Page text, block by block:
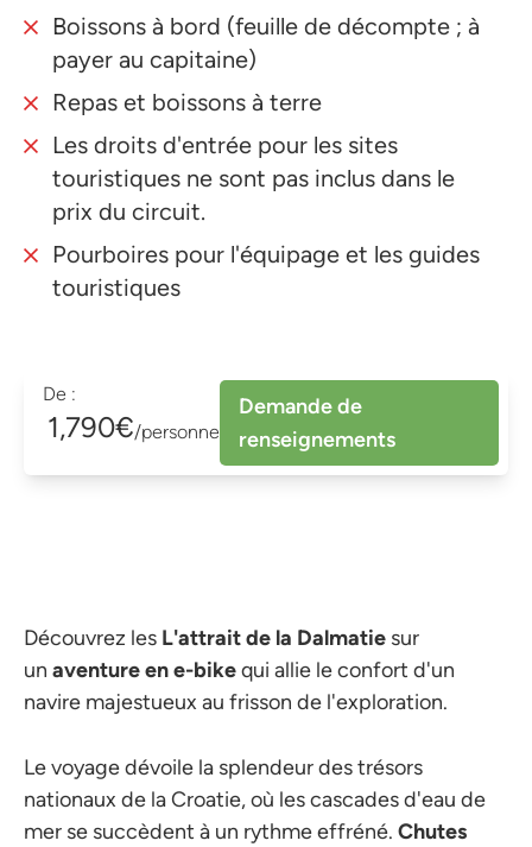
Boissons à bord (feuille de décompte ; à
payer au capitaine)
Repas et boissons à terre
Les droits d'entrée pour les sites
touristiques ne sont pas inclus dans le
prix du circuit.
Pourboires pour l'équipage et les guides
touristiques
De :
1,790€/personne
Demande de
renseignements
Découvrez les L'attrait de la Dalmatie sur
un aventure en e-bikequi allie le confort d'un
navire majestueux au frisson de l'exploration.
Le voyage dévoile la splendeur des trésors
nationaux de la Croatie, où les cascades d'eau de
mer se succèdent à un rythme effréné. Chutes